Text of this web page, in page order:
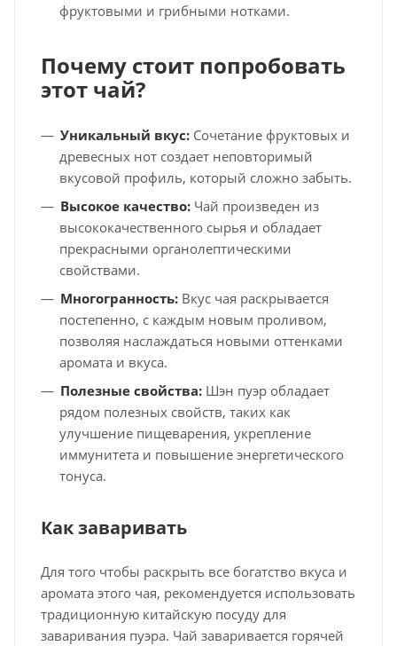
фруктовыми и грибными нотками.
Почему стоит попробовать
этот чай?
Уникальный вкус: Сочетание фруктовых и
древесных нот создает неповторимый
вкусовой профиль, который сложно забыть.
Высокое качество: Чай произведен из
высококачественного сырья и обладает
прекрасными органолептическими
свойствами.
Многогранность: Вкус чая раскрывается
постепенно, с каждым новым проливом,
позволяя наслаждаться новыми оттенками
аромата и вкуса.
Полезные свойства: Шэн пуэр обладает
рядом полезных свойств, таких как
улучшение пищеварения, укрепление
иммунитета и повышение энергетического
тонуса.
Как заваривать
Для того чтобы раскрыть все богатство вкуса и
аромата этого чая, рекомендуется использовать
традиционную китайскую посуду для
заваривания пуэра. Чай заваривается горячей